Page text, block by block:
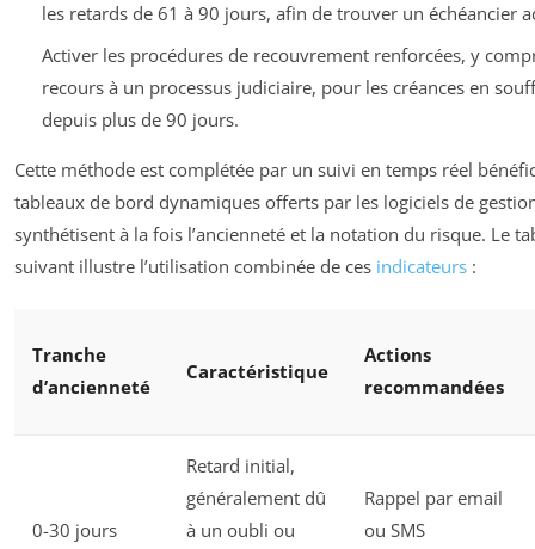
les retards de 61 à 90 jours, afin de trouver un échéancier
Activer les procédures de recouvrement renforcées, y
recours à un processus judiciaire, pour les créances en
depuis plus de 90 jours.
Cette méthode est complétée par un suivi en temps réel
tableaux de bord dynamiques offerts par les logiciels de
synthétisent à la fois l’ancienneté et la notation du risque. Le
suivant illustre l’utilisation combinée de ces indicateurs :
Tranche
d’ancienneté
Caractéristique
Actions
recommandées
0-30 jours
Retard initial,
généralement dû
à un oubli ou
Rappel par email
ou SMS